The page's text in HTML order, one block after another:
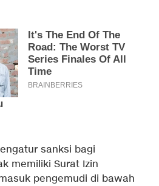
sanksi bagi
memiliki Surat Izin
pengemudi di bawah